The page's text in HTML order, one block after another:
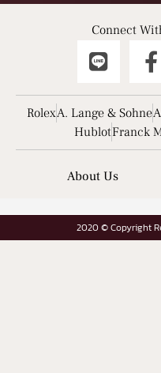
Connect
RolexA. Lange & Sohne
HublotFranck
About Us
2020 © Copyright